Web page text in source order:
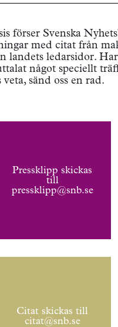
förser Svenska
med citat från
landets ledarsidor.
något speciellt
veta, sänd oss en rad.
Pressklipp skickas
till
pressklipp@snb.se
Citat skickas till
citat@snb.se